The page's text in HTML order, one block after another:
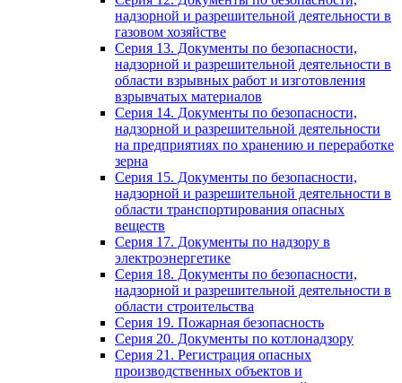
надзорной и разрешительной деятельности в
газовом хозяйстве
Серия 13. Документы по безопасности,
надзорной и разрешительной деятельности в
области взрывных работ и изготовления
взрывчатых материалов
Серия 14. Документы по безопасности,
надзорной и разрешительной деятельности
на предприятиях по хранению и переработке
зерна
Серия 15. Документы по безопасности,
надзорной и разрешительной деятельности в
области транспортирования опасных
веществ
Серия 17. Документы по надзору в
электроэнергетике
Серия 18. Документы по безопасности,
надзорной и разрешительной деятельности в
области строительства
Серия 19. Пожарная безопасность
Серия 20. Документы по котлонадзору
Серия 21. Регистрация опасных
производственных объектов и